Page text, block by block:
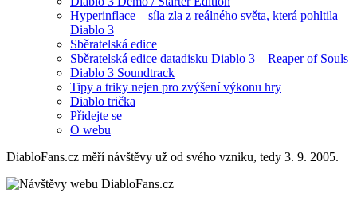
Hyperinflace – síla zla z reálného světa, která pohltila
Diablo 3
Sběratelská edice
Sběratelská edice datadisku Diablo 3 – Reaper of Souls
Diablo 3 Soundtrack
Tipy a triky nejen pro zvýšení výkonu hry
Diablo trička
Přidejte se
O webu
DiabloFans.cz měří návštěvy už od svého vzniku, tedy 3. 9. 2005.